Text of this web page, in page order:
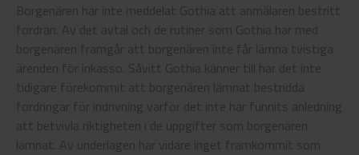
Borgenären har inte meddelat Gothia att anmälaren bestritt
fordran. Av det avtal och de rutiner som Gothia har med
borgenären framgår att borgenären inte får lämna tvistiga
ärenden för inkasso. Såvitt Gothia känner till har det inte
tidigare förekommit att borgenären lämnat bestridda
fordringar för indrivning varför det inte har funnits anledning
att betvivla riktigheten i de uppgifter som borgenären
lämnat. Av underlagen har vidare inget framkommit som